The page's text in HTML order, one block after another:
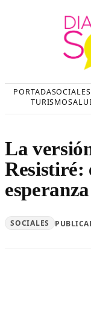
PORTADASOCIALES
TURISMO
La
Resistiré:
esperanza
SOCIALES